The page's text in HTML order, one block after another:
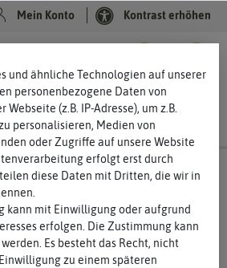
Mein Konto Kontrast erhöhen
und ähnliche Technologien auf unserer
personenbezogene Daten von
Webseite (z.B. IP-Adresse), um z.B.
personalisieren, Medien von
oder Zugriffe auf unsere Website
erfolgt erst durch
diese Daten mit Dritten, die wir in
kann mit Einwilligung oder aufgrund
erfolgen. Die Zustimmung kann
Es besteht das Recht, nicht
zu einem späteren